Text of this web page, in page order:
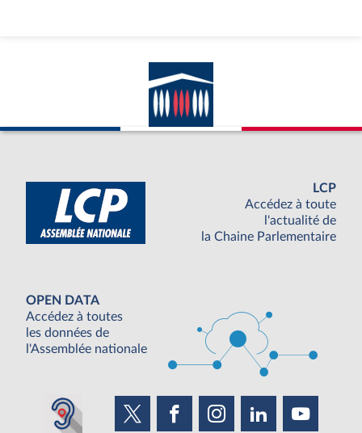
LCP
Accédez à toute
l'actualité de
la Chaine Parlementaire
OPEN DATA
Accédez à toutes
les données de
l'Assemblée nationale